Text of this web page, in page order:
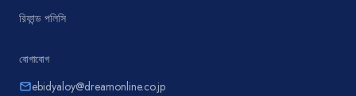
রিফান্ড পলিসি
যোগাযোগ
emailebidyaloy@dreamonline.co.jp